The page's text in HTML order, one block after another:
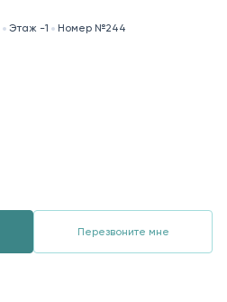
Этаж -1
Номер №244
Перезвоните мне